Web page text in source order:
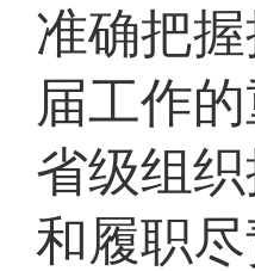
准确把
届工作
省级组
和履职